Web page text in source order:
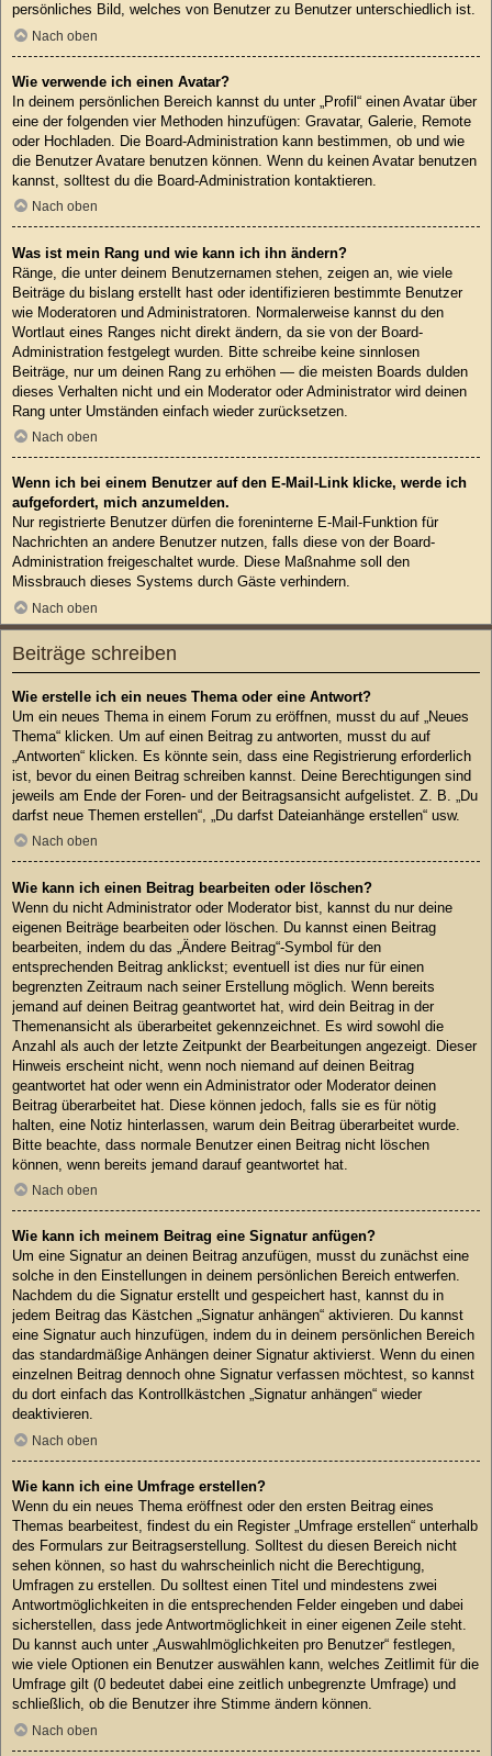
persönliches Bild, welches von Benutzer zu Benutzer unterschiedlich ist.
Nach oben
Wie verwende ich einen Avatar?
In deinem persönlichen Bereich kannst du unter „Profil“ einen Avatar über
eine der folgenden vier Methoden hinzufügen: Gravatar, Galerie, Remote
oder Hochladen. Die Board-Administration kann bestimmen, ob und wie
die Benutzer Avatare benutzen können. Wenn du keinen Avatar benutzen
kannst, solltest du die Board-Administration kontaktieren.
Nach oben
Was ist mein Rang und wie kann ich ihn ändern?
Ränge, die unter deinem Benutzernamen stehen, zeigen an, wie viele
Beiträge du bislang erstellt hast oder identifizieren bestimmte Benutzer
wie Moderatoren und Administratoren. Normalerweise kannst du den
Wortlaut eines Ranges nicht direkt ändern, da sie von der Board-
Administration festgelegt wurden. Bitte schreibe keine sinnlosen
Beiträge, nur um deinen Rang zu erhöhen — die meisten Boards dulden
dieses Verhalten nicht und ein Moderator oder Administrator wird deinen
Rang unter Umständen einfach wieder zurücksetzen.
Nach oben
Wenn ich bei einem Benutzer auf den E-Mail-Link klicke, werde ich
aufgefordert, mich anzumelden.
Nur registrierte Benutzer dürfen die foreninterne E-Mail-Funktion für
Nachrichten an andere Benutzer nutzen, falls diese von der Board-
Administration freigeschaltet wurde. Diese Maßnahme soll den
Missbrauch dieses Systems durch Gäste verhindern.
Nach oben
Beiträge schreiben
Wie erstelle ich ein neues Thema oder eine Antwort?
Um ein neues Thema in einem Forum zu eröffnen, musst du auf „Neues
Thema“ klicken. Um auf einen Beitrag zu antworten, musst du auf
„Antworten“ klicken. Es könnte sein, dass eine Registrierung erforderlich
ist, bevor du einen Beitrag schreiben kannst. Deine Berechtigungen sind
jeweils am Ende der Foren- und der Beitragsansicht aufgelistet. Z. B. „Du
darfst neue Themen erstellen“, „Du darfst Dateianhänge erstellen“ usw.
Nach oben
Wie kann ich einen Beitrag bearbeiten oder löschen?
Wenn du nicht Administrator oder Moderator bist, kannst du nur deine
eigenen Beiträge bearbeiten oder löschen. Du kannst einen Beitrag
bearbeiten, indem du das „Ändere Beitrag“-Symbol für den
entsprechenden Beitrag anklickst; eventuell ist dies nur für einen
begrenzten Zeitraum nach seiner Erstellung möglich. Wenn bereits
jemand auf deinen Beitrag geantwortet hat, wird dein Beitrag in der
Themenansicht als überarbeitet gekennzeichnet. Es wird sowohl die
Anzahl als auch der letzte Zeitpunkt der Bearbeitungen angezeigt. Dieser
Hinweis erscheint nicht, wenn noch niemand auf deinen Beitrag
geantwortet hat oder wenn ein Administrator oder Moderator deinen
Beitrag überarbeitet hat. Diese können jedoch, falls sie es für nötig
halten, eine Notiz hinterlassen, warum dein Beitrag überarbeitet wurde.
Bitte beachte, dass normale Benutzer einen Beitrag nicht löschen
können, wenn bereits jemand darauf geantwortet hat.
Nach oben
Wie kann ich meinem Beitrag eine Signatur anfügen?
Um eine Signatur an deinen Beitrag anzufügen, musst du zunächst eine
solche in den Einstellungen in deinem persönlichen Bereich entwerfen.
Nachdem du die Signatur erstellt und gespeichert hast, kannst du in
jedem Beitrag das Kästchen „Signatur anhängen“ aktivieren. Du kannst
eine Signatur auch hinzufügen, indem du in deinem persönlichen Bereich
das standardmäßige Anhängen deiner Signatur aktivierst. Wenn du einen
einzelnen Beitrag dennoch ohne Signatur verfassen möchtest, so kannst
du dort einfach das Kontrollkästchen „Signatur anhängen“ wieder
deaktivieren.
Nach oben
Wie kann ich eine Umfrage erstellen?
Wenn du ein neues Thema eröffnest oder den ersten Beitrag eines
Themas bearbeitest, findest du ein Register „Umfrage erstellen“ unterhalb
des Formulars zur Beitragserstellung. Solltest du diesen Bereich nicht
sehen können, so hast du wahrscheinlich nicht die Berechtigung,
Umfragen zu erstellen. Du solltest einen Titel und mindestens zwei
Antwortmöglichkeiten in die entsprechenden Felder eingeben und dabei
sicherstellen, dass jede Antwortmöglichkeit in einer eigenen Zeile steht.
Du kannst auch unter „Auswahlmöglichkeiten pro Benutzer“ festlegen,
wie viele Optionen ein Benutzer auswählen kann, welches Zeitlimit für die
Umfrage gilt (0 bedeutet dabei eine zeitlich unbegrenzte Umfrage) und
schließlich, ob die Benutzer ihre Stimme ändern können.
Nach oben